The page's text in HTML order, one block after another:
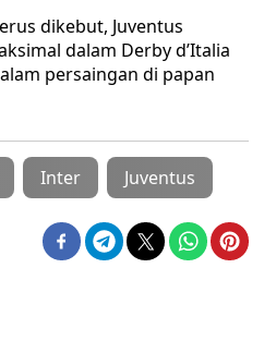
dikebut, Juventus
dalam Derby d’Italia
persaingan di papan
Inter Juventus